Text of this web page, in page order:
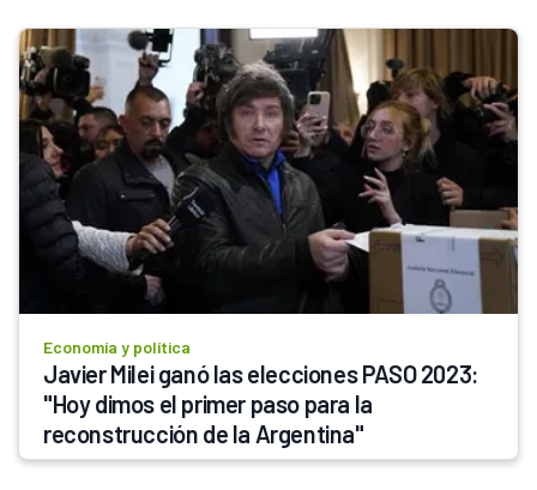
Economía y política
Javier Milei ganó las elecciones PASO 2023:
"Hoy dimos el primer paso para la
reconstrucción de la Argentina"